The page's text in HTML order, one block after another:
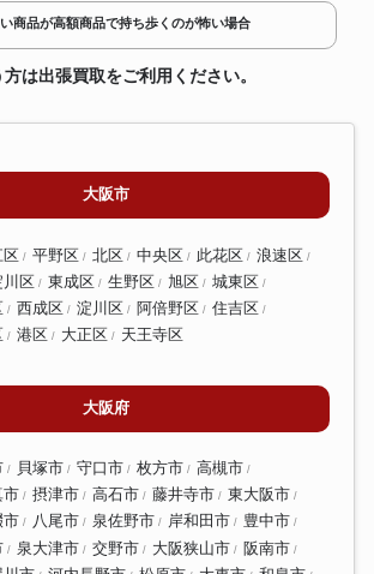
商品が高額商品で持ち歩くのが怖い場合
方は出張買取をご利用ください。
大阪市
区 平野区 北区 中央区 此花区
浪速区
川区 東成区 生野区 旭区
城東区
西成区 淀川区 阿倍野区
住吉区
港区 大正区 天王寺区
大阪府
貝塚市 守口市 枚方市
高槻市
市 摂津市 高石市 藤井寺市
東大阪市
市 八尾市 泉佐野市 岸和田市
豊中市
泉大津市 交野市 大阪狭山市
阪南市